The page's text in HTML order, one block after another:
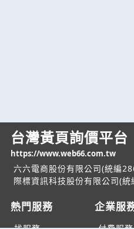
台灣黃頁詢價平台
https://www.web66.com.tw
六六電商股份有限公司(統編
際標資訊科技股份有限公司(
熱門服務 企業服